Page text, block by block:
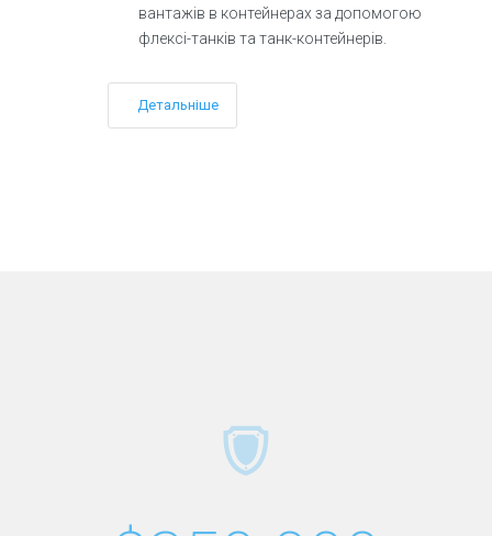
вантажів в контейнерах за допомогою
флексі-танків та танк-контейнерів.
Детальніше